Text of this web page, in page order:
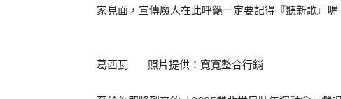
家見面，宣傳魔人在此呼籲一定要記得『聽新歌』喔
葛西瓦 照片提供：寬寬整合行銷